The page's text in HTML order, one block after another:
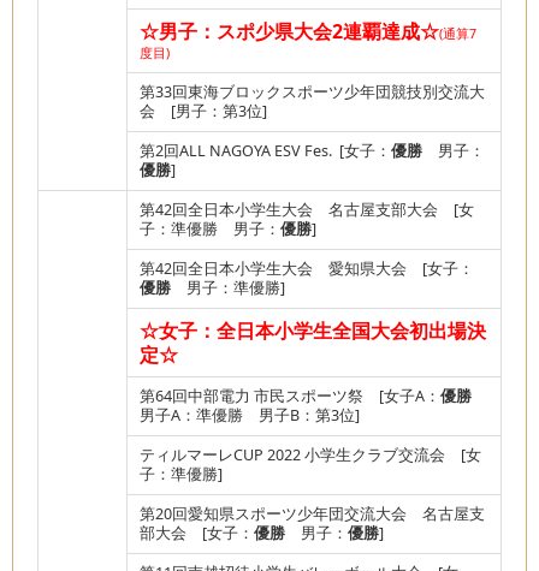
☆男子：スポ少県大会2連覇達成☆(通算7
度目)
第33回東海ブロックスポーツ少年団競技別交流大
会 [男子：第3位]
第2回ALL NAGOYA ESV Fes. [女子： 優勝 男子：
優勝]
第42回全日本小学生大会 名古屋支部大会 [女
子：準優勝 男子： 優勝]
第42回全日本小学生大会 愛知県大会 [女子：
優勝 男子：準優勝]
☆女子：全日本小学生全国大会初出場決
定☆
第64回中部電力 市民スポーツ祭 [女子A： 優勝
男子A：準優勝 男子B：第3位]
ティルマーレCUP 2022 小学生クラブ交流会 [女
子：準優勝]
第20回愛知県スポーツ少年団交流大会 名古屋支
部大会 [女子： 優勝 男子： 優勝]